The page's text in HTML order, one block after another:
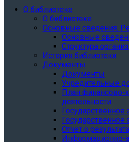
О библиотеке
О библиотеке
Основные сведения.
Основные
Структура
История библиотеки
Документы
Документы
Учредительные
План финансово-
деятельности
Государственное
Государственное
Отчет о
Информационно-